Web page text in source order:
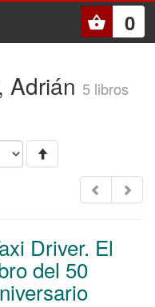
0
Adrián 5 libros
Driver. El
del 50